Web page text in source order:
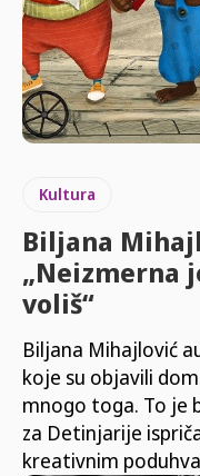
Kultura
Biljana
„Neizmerna
voliš“
Biljana Mihajlović
koje su objavili
mnogo toga. To je
za Detinjarije
kreativnim